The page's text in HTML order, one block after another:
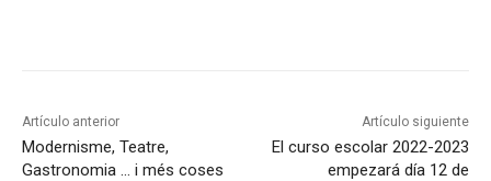
Artículo anterior
Modernisme, Teatre,
Gastronomia … i més coses
Artículo siguiente
El curso escolar 2022-2023
empezará día 12 de